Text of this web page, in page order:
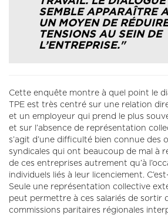
SEMBLE APPARAÎTRE
UN MOYEN DE
TENSIONS AU SEIN DE
L’ENTREPRISE."
Cette enquête montre à quel point le
TPE est très centré sur une relation
et un employeur qui prend le plus
et sur l’absence de représentation
s’agit d’une difficulté bien connue des
syndicales qui ont beaucoup de mal à
de ces entreprises autrement qu’à
individuels liés à leur licenciement.
Seule une représentation collective
peut permettre à ces salariés de sortir
commissions paritaires régionales